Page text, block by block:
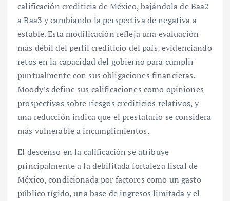
calificación crediticia de México, bajándola de Baa2
a Baa3 y cambiando la perspectiva de negativa a
estable. Esta modificación refleja una evaluación
más débil del perfil crediticio del país, evidenciando
retos en la capacidad del gobierno para cumplir
puntualmente con sus obligaciones financieras.
Moody’s define sus calificaciones como opiniones
prospectivas sobre riesgos crediticios relativos, y
una reducción indica que el prestatario se considera
más vulnerable a incumplimientos.
El descenso en la calificación se atribuye
principalmente a la debilitada fortaleza fiscal de
México, condicionada por factores como un gasto
público rígido, una base de ingresos limitada y el